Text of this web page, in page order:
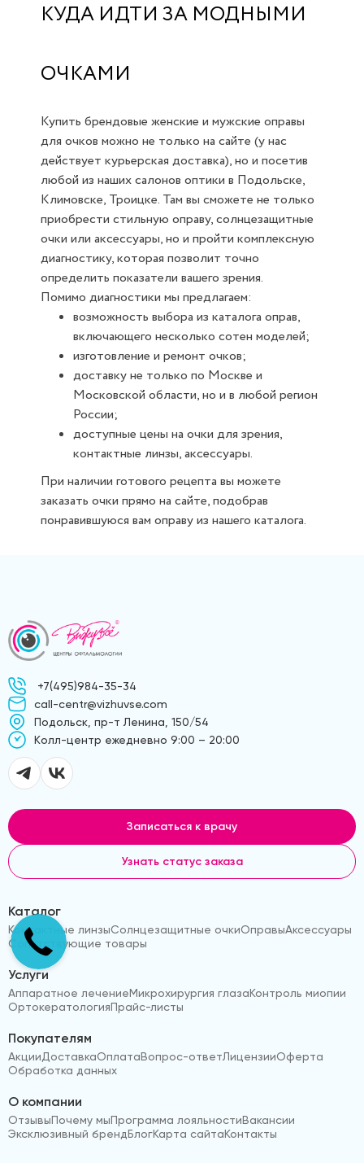
КУДА ИДТИ ЗА МОДНЫМИ
ОЧКАМИ
Купить брендовые женские и мужские оправы
для очков можно не только на сайте (у нас
действует курьерская доставка), но и посетив
любой из наших салонов оптики в Подольске,
Климовске, Троицке. Там вы сможете не только
приобрести стильную оправу, солнцезащитные
очки или аксессуары, но и пройти комплексную
диагностику, которая позволит точно
определить показатели вашего зрения.
Помимо диагностики мы предлагаем:
возможность выбора из каталога оправ,
включающего несколько сотен моделей;
изготовление и ремонт очков;
доставку не только по Москве и
Московской области, но и в любой регион
России;
доступные цены на очки для зрения,
контактные линзы, аксессуары.
При наличии готового рецепта вы можете
заказать очки прямо на сайте, подобрав
понравившуюся вам оправу из нашего каталога.
+7(495)984-35-34
call-centr@vizhuvse.com
Подольск, пр-т Ленина, 150/54
Kолл-центр ежедневно 9:00 – 20:00
Записаться к врачу
Узнать статус заказа
Каталог
Контактные линзыСолнцезащитные очкиОправыАксессуары
Сопутствующие товары
Услуги
Аппаратное лечениеМикрохирургия глазаКонтроль миопии
ОртокератологияПрайс-листы
Покупателям
АкцииДоставкаОплатаВопрос-ответЛицензииОферта
Обработка данных
О компании
ОтзывыПочему мыПрограмма лояльностиВакансии
Эксклюзивный брендБлогКарта сайтаКонтакты